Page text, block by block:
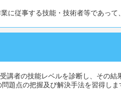
業に従事する技能・技術者等であっ
講者の技能レベルを診断し、その
題点の把握及び解決手法を習得しま